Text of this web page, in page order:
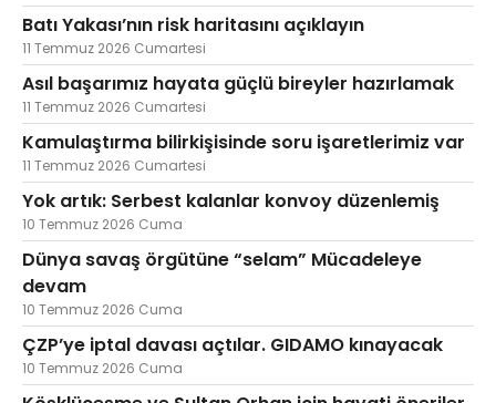
Batı Yakası’nın risk haritasını açıklayın
11 Temmuz 2026 Cumartesi
Asıl başarımız hayata güçlü bireyler hazırlamak
11 Temmuz 2026 Cumartesi
Kamulaştırma bilirkişisinde soru işaretlerimiz var
11 Temmuz 2026 Cumartesi
Yok artık: Serbest kalanlar konvoy düzenlemiş
10 Temmuz 2026 Cuma
Dünya savaş örgütüne “selam” Mücadeleye
devam
10 Temmuz 2026 Cuma
ÇZP’ye iptal davası açtılar. GIDAMO kınayacak
10 Temmuz 2026 Cuma